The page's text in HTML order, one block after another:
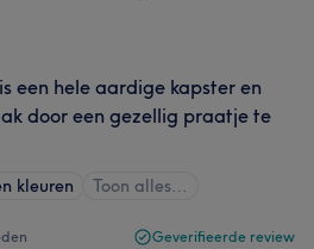
een hele aardige kapster en
door een gezellig praatje te
kleuren Toon alles…
Geverifieerde review